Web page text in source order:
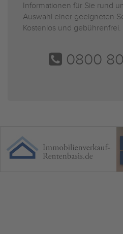
Informationen für Sie rund
Auswahl einer geeigneten
Kostenlos und gebührenfrei.
0800